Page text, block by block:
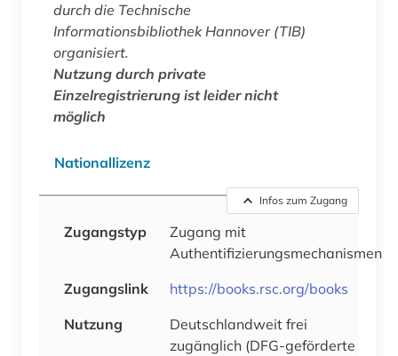
durch die Technische
Informationsbibliothek Hannover (TIB)
organisiert.
Nutzung durch private
Einzelregistrierung ist leider nicht
möglich
Nationallizenz
Infos zum Zugang
Zugangstyp
Zugang mit
Authentifizierungsmechanismen
Zugangslink
https://books.rsc.org/books
Nutzung
Deutschlandweit frei
zugänglich (DFG-geförderte